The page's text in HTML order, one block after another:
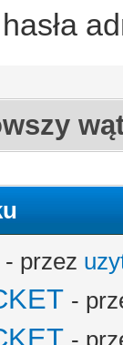
- przez
-
-